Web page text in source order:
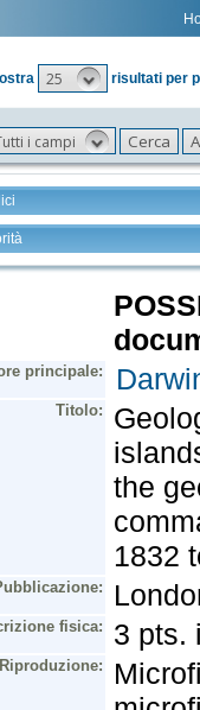
25 risultati per
i campi